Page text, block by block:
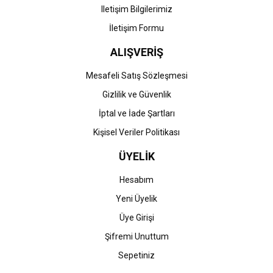
Iletişim Bilgilerimiz
İletişim Formu
ALIŞVERİŞ
Mesafeli Satış Sözleşmesi
Gizlilik ve Güvenlik
İptal ve İade Şartları
Kişisel Veriler Politikası
ÜYELİK
Hesabım
Yeni Üyelik
Üye Girişi
Şifremi Unuttum
Sepetiniz